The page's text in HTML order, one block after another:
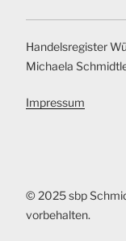
Handelsregister
Michaela
Impressum
© 2025 sbp
vorbehalten.